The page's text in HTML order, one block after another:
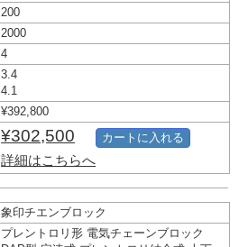
200
2000
4
3.4
4.1
¥392,800
¥302,500
詳細はこちらへ
カートに入れる
象印チエンブロック
プレントロリ形 電気チェーンブロック